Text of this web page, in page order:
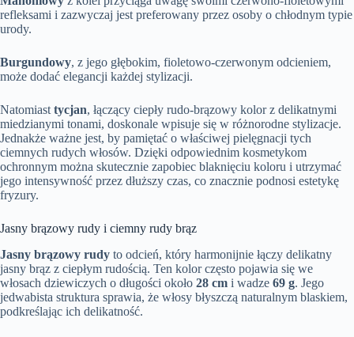
refleksami i zazwyczaj jest preferowany przez osoby o chłodnym typie
urody.
Burgundowy, z jego głębokim, fioletowo-czerwonym odcieniem,
może dodać elegancji każdej stylizacji.
Natomiast tycjan, łączący ciepły rudo-brązowy kolor z delikatnymi
miedzianymi tonami, doskonale wpisuje się w różnorodne stylizacje.
Jednakże ważne jest, by pamiętać o właściwej pielęgnacji tych
ciemnych rudych włosów. Dzięki odpowiednim kosmetykom
ochronnym można skutecznie zapobiec blaknięciu koloru i utrzymać
jego intensywność przez dłuższy czas, co znacznie podnosi estetykę
fryzury.
Jasny brązowy rudy i ciemny rudy brąz
Jasny brązowy rudy to odcień, który harmonijnie łączy delikatny
jasny brąz z ciepłym rudością. Ten kolor często pojawia się we
włosach dziewiczych o długości około 28 cm i wadze 69 g. Jego
jedwabista struktura sprawia, że włosy błyszczą naturalnym blaskiem,
podkreślając ich delikatność.